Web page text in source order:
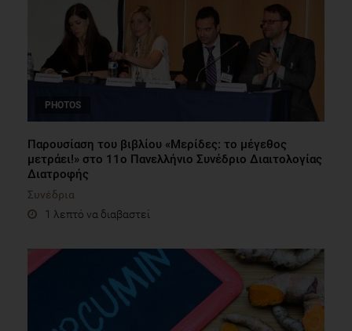
PHOTOS
Παρουσίαση του βιβλίου «Μερίδες: το μέγεθος
μετράει!» στο 11ο Πανελλήνιο Συνέδριο Διαιτολογίας
Διατροφής
Συνέδρια
1 λεπτό να διαβαστεί